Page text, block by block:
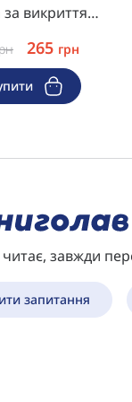
викриття
265 грн
завжди
запитання